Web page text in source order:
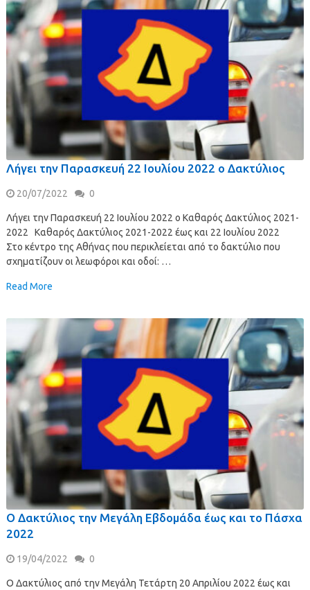
Λήγει την Παρασκευή 22 Ιουλίου 2022 ο Δακτύλιος
20/07/2022 0
Λήγει την Παρασκευή 22 Ιουλίου 2022 ο Καθαρός Δακτύλιος 2021-
2022 Καθαρός Δακτύλιος 2021-2022 έως και 22 Ιουλίου 2022
Στο κέντρο της Αθήνας που περικλείεται από το δακτύλιο που
σχηματίζουν οι λεωφόροι και οδοί: …
Read More
Ο Δακτύλιος την Μεγάλη Εβδομάδα έως και το Πάσχα
2022
19/04/2022 0
Ο Δακτύλιος από την Μεγάλη Τετάρτη 20 Απριλίου 2022 έως και